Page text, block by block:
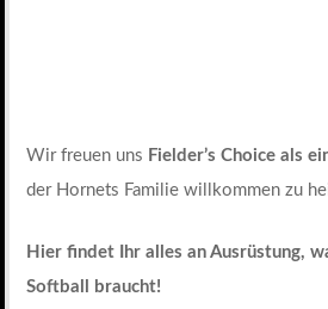
Wir freuen uns Fielder’s Choice als
der Hornets Familie willkommen zu
Hier findet Ihr alles an Ausrüstung,
Softball braucht!